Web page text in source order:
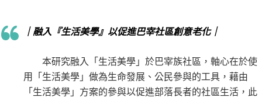
｜ 融入『生活美學』以促進巴宰社區創意老化｜
本研究融入「生活美學」於巴宰族社區，軸心在於使
用「生活美學」做為生命發展、公民參與的工具，藉由
「生活美學」方案的參與以促進部落長者的社區生活，此